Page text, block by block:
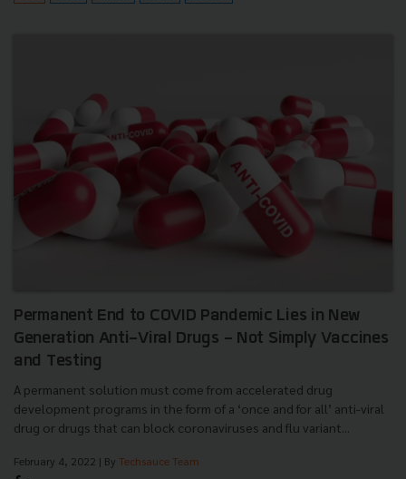
Permanent End to COVID Pandemic Lies in New
Generation Anti-Viral Drugs - Not Simply Vaccines
and Testing
A permanent solution must come from accelerated drug
development programs in the form of a ‘once and for all’ anti-viral
drug or drugs that can block coronaviruses and flu variant...
February 4, 2022 | By Techsauce Team